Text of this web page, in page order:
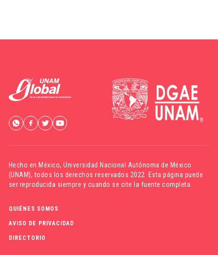
Hecho en México,Universidad Nacional Autónoma de México
(UNAM), todos los derechos reservados 2022. Esta página puede
ser reproducida siempre y cuando se cite la fuente completa.
QUIÉNES SOMOS
AVISO DE PRIVACIDAD
DIRECTORIO